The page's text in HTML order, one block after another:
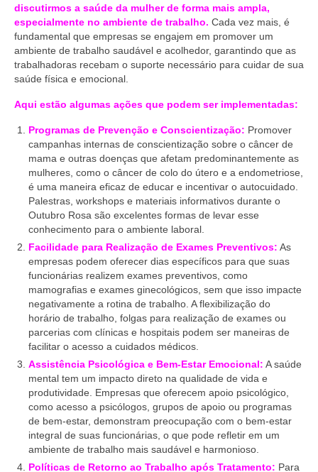
discutirmos a saúde da mulher de forma mais ampla,
especialmente no ambiente de trabalho. Cada vez mais, é
fundamental que empresas se engajem em promover um
ambiente de trabalho saudável e acolhedor, garantindo que as
trabalhadoras recebam o suporte necessário para cuidar de sua
saúde física e emocional.
Aqui estão algumas ações que podem ser implementadas:
Programas de Prevenção e Conscientização: Promover
campanhas internas de conscientização sobre o câncer de
mama e outras doenças que afetam predominantemente as
mulheres, como o câncer de colo do útero e a endometriose,
é uma maneira eficaz de educar e incentivar o autocuidado.
Palestras, workshops e materiais informativos durante o
Outubro Rosa são excelentes formas de levar esse
conhecimento para o ambiente laboral.
Facilidade para Realização de Exames Preventivos: As
empresas podem oferecer dias específicos para que suas
funcionárias realizem exames preventivos, como
mamografias e exames ginecológicos, sem que isso impacte
negativamente a rotina de trabalho. A flexibilização do
horário de trabalho, folgas para realização de exames ou
parcerias com clínicas e hospitais podem ser maneiras de
facilitar o acesso a cuidados médicos.
Assistência Psicológica e Bem-Estar Emocional: A saúde
mental tem um impacto direto na qualidade de vida e
produtividade. Empresas que oferecem apoio psicológico,
como acesso a psicólogos, grupos de apoio ou programas
de bem-estar, demonstram preocupação com o bem-estar
integral de suas funcionárias, o que pode refletir em um
ambiente de trabalho mais saudável e harmonioso.
Políticas de Retorno ao Trabalho após Tratamento: Para